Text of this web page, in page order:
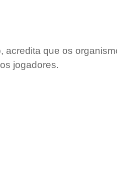
acredita que os
jogadores.